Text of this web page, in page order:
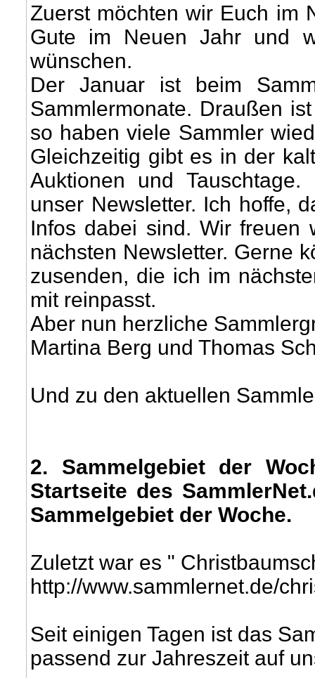
Zuerst möchten wir Euch im
Gute im Neuen Jahr und
wünschen.
Der Januar ist beim
Sammlermonate. Draußen
so haben viele Sammler
Gleichzeitig gibt es in der
Auktionen und
unser Newsletter. Ich hoffe,
Infos dabei sind. Wir freuen
nächsten Newsletter. Gerne
zusenden, die ich im
mit reinpasst.
Aber nun herzliche
Martina Berg und Thomas
Und zu den aktuellen
2. Sammelgebiet der
Startseite des
Sammelgebiet der Woche.
Zuletzt war es "
http://www.sammlernet.de/
Seit einigen Tagen ist das
passend zur Jahreszeit auf